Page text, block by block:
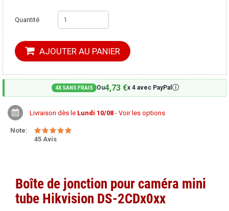
Quantité
AJOUTER AU PANIER
4X SANS FRAIS Ou4,73 €x 4 avec PayPal🛈
Livraison dès le Lundi 10/08 - Voir les options
Note:
45 Avis
Boîte de jonction pour caméra mini
tube Hikvision DS-2CDx0xx